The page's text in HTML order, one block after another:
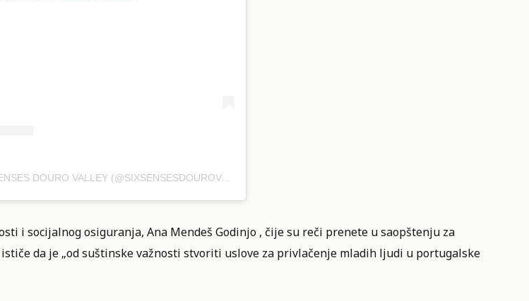
A POST SHARED BY SIX SENSES DOURO VALLEY (@SIXSENSESDOUROVALLEY)
i socijalnog osiguranja, Ana Mendeš Godinjo , čije su reči prenete u saopštenju za
da je „od suštinske važnosti stvoriti uslove za privlačenje mladih ljudi u portugalske